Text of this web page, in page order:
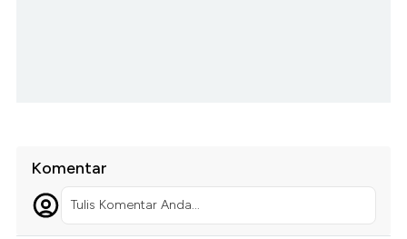
Komentar
Tulis Komentar Anda...